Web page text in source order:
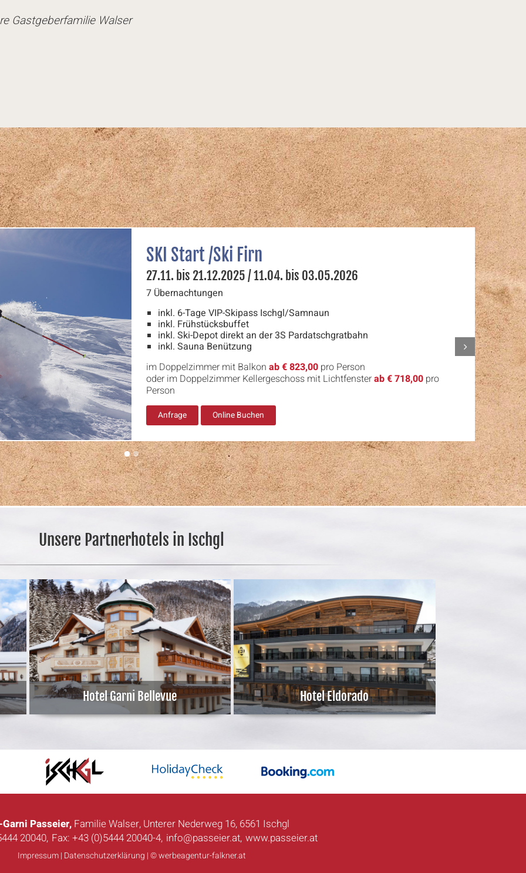
Gast­ge­ber­fa­mi­lie Walser
SKI Start /Ski Firn
27.11. bis 21.12.2025 / 11.04. bis 03.05.2026
7 Übernachtungen
inkl. 6-Tage VIP-Skipass Ischgl/Samnaun
inkl. Frühstücksbuffet
inkl. Ski-Depot direkt an der 3S Pardatschgratbahn
inkl. Sauna Benützung
im Doppelzimmer mit Balkon ab € 823,00 pro Person
oder im Doppelzimmer Kellergeschoss mit Lichtfensterab € 718,00 pro
Person
Anfrage Online Buchen
Next
Unsere Partnerhotels in Ischgl
Hotel Garni Bellevue Hotel Eldorado
Passeier,Familie Walser, Unterer Nederweg 16, 6561 Ischgl
20040, Fax: +43 (0)5444 20040-4, info@passeier.at, www.passeier.at
Impressum| Datenschutzerklärung |© werbeagentur-falkner.at